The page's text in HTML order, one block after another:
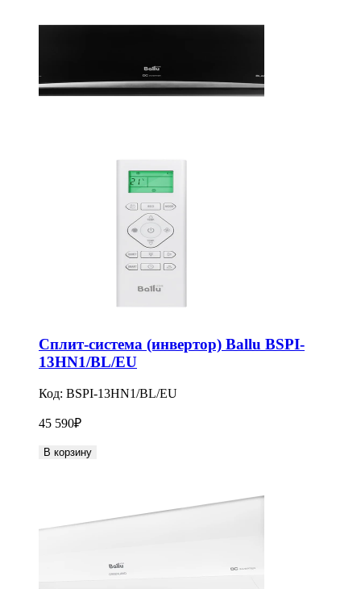
Сплит-система (инвертор) Ballu BSPI-
13HN1/BL/EU
Код: BSPI-13HN1/BL/EU
45 590₽
В корзину